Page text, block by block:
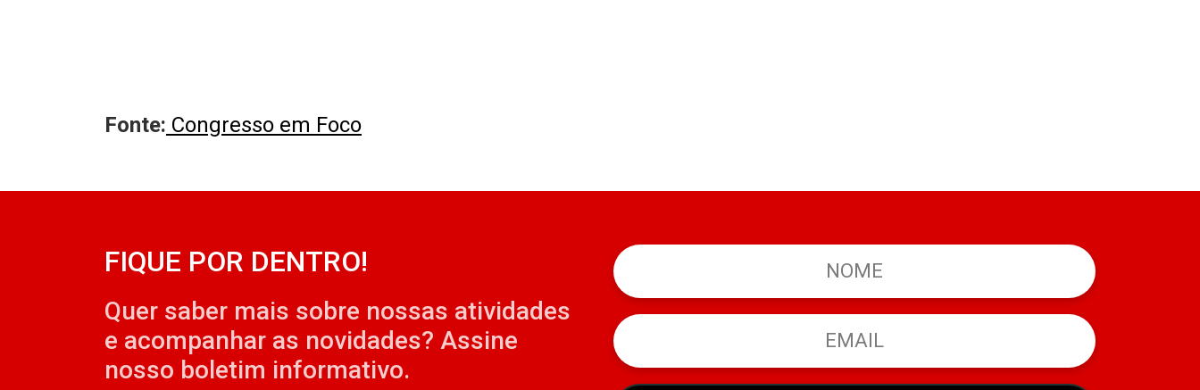
Fonte: Congresso em Foco
FIQUE POR DENTRO!
Quer saber mais sobre nossas atividades
e acompanhar as novidades? Assine
nosso boletim informativo.